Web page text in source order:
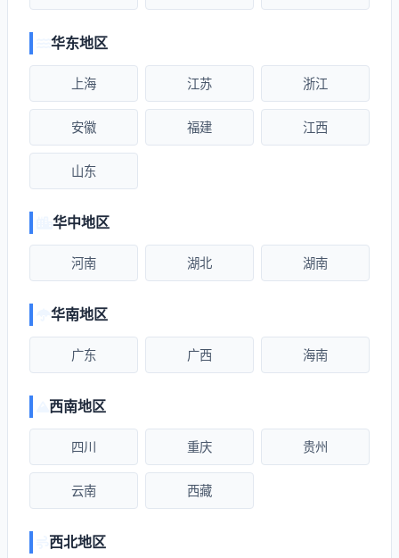
华东地区
上海 江苏 浙江
安徽 福建 江西
山东
华中地区
河南 湖北 湖南
华南地区
广东 广西 海南
西南地区
四川 重庆 贵州
云南 西藏
西北地区